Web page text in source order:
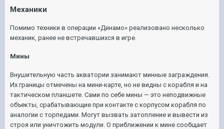
Механики
Помимо техники в операции «Динамо» реализовано несколько
механик, ранее не встречавшихся в игре.
Мины
Внушительную часть акватории занимают минные заграждения.
Их границы отмечены на мини-карте, но не видны с корабля и на
тактическом планшете. Сами по себе мины — это неподвижные
объекты, срабатывающие при контакте с корпусом корабля по
аналогии с торпедами. Могут вызвать затопление и вывести из
строя или уничтожить модули. О приближении к мине сообщает